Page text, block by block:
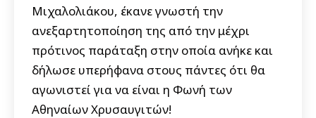
Μιχαλολιάκου, έκανε γνωστή την
ανεξαρτητοποίηση της από την μέχρι
πρότινος παράταξη στην οποία ανήκε και
δήλωσε υπερήφανα στους πάντες ότι θα
αγωνιστεί για να είναι η Φωνή των
Αθηναίων Χρυσαυγιτών!